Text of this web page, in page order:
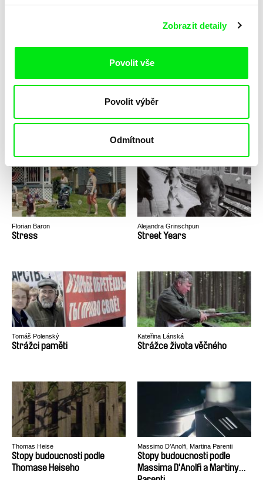
Zobrazit detaily
Povolit vše
Povolit výběr
Odmítnout
Lucie Sunková Klára Tasovská
João Salaviza
Strokkur Stretch Marks
Florian Baron
Stress
Alejandra Grinschpun
Street Years
Tomáš Polenský
Strážci paměti
Kateřina Lánská
Strážce života věčného
Thomas Heise
Stopy budoucnosti podle
Thomase Heiseho
Massimo D’Anolfi, Martina Parenti
Stopy budoucnosti podle
Massima D'Anolfi a Martiny
Parenti